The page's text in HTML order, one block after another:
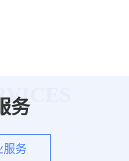
务
服务